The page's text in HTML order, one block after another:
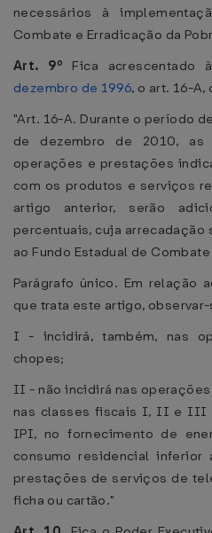
necessários à
Combate e Erradicação da
Art. 9º Fica acrescentado
dezembro de 1996, o art. 16-
"Art. 16-A. Durante o período
de dezembro de 2010, as
operações e prestações
com os produtos e serviços
artigo anterior, serão
percentuais, cuja arrecadação
ao Fundo Estadual de
Parágrafo único. Em relação
que trata este artigo,
I - incidirá, também, nas
chopes;
II - não incidirá nas
nas classes fiscais I, II e III
IPI, no fornecimento de
consumo residencial
prestações de serviços de
ficha ou cartão."